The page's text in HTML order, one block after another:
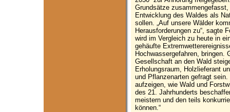
Grundsätze
Entwicklung des Waldes als
sollen. „Auf unsere Wälder
Herausforderungen zu“, sagte
wird im Vergleich zu heute in
gehäufte
Hochwassergefahren, bringen.
Gesellschaft an den Wald
Erholungsraum, Holzlieferant
und Pflanzenarten gefragt
aufzeigen, wie Wald und
des 21. Jahrhunderts
meistern und den teils
können.“